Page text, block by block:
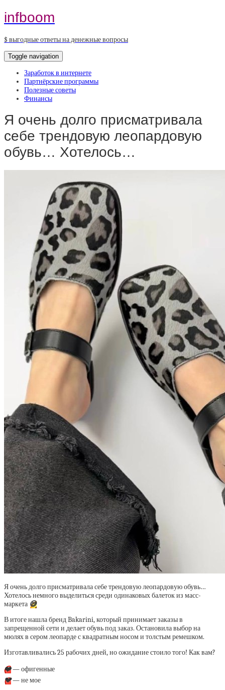
infboom
$ выгодные ответы на денежные вопросы
Toggle navigation
Заработок в интернете
Партнёрские программы
Полезные советы
Финансы
Я очень долго присматривала
себе трендовую леопардовую
обувь… Хотелось…
Я очень долго присматривала себе трендовую леопардовую обувь…
Хотелось немного выделиться среди одинаковых балеток из масс-
маркета 😅
В итоге нашла бренд Bakarini, который принимает заказы в
запрещенной сети и делает обувь под заказ. Остановила выбор на
мюлях в сером леопарде с квадратным носом и толстым ремешком.
Изготавливались 25 рабочих дней, но ожидание стоило того! Как вам?
❤️— офигенные
💔— не мое